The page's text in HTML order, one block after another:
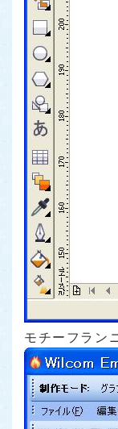
モチーフラン